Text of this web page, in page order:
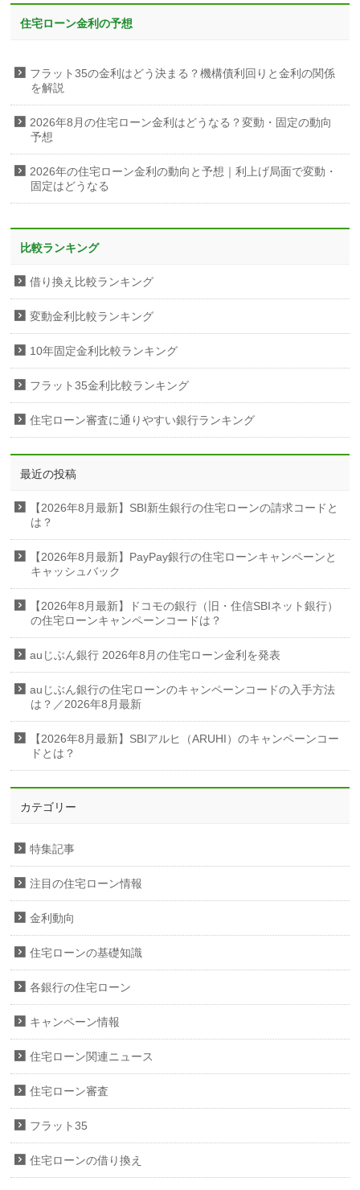
住宅ローン金利の予想
フラット35の金利はどう決まる？機構債利回りと金利の関係
を解説
2026年8月の住宅ローン金利はどうなる？変動・固定の動向
予想
2026年の住宅ローン金利の動向と予想｜利上げ局面で変動・
固定はどうなる
比較ランキング
借り換え比較ランキング
変動金利比較ランキング
10年固定金利比較ランキング
フラット35金利比較ランキング
住宅ローン審査に通りやすい銀行ランキング
最近の投稿
【2026年8月最新】SBI新生銀行の住宅ローンの請求コードと
は？
【2026年8月最新】PayPay銀行の住宅ローンキャンペーンと
キャッシュバック
【2026年8月最新】ドコモの銀行（旧・住信SBIネット銀行）
の住宅ローンキャンペーンコードは？
auじぶん銀行 2026年8月の住宅ローン金利を発表
auじぶん銀行の住宅ローンのキャンペーンコードの入手方法
は？／2026年8月最新
【2026年8月最新】SBIアルヒ（ARUHI）のキャンペーンコー
ドとは？
カテゴリー
特集記事
注目の住宅ローン情報
金利動向
住宅ローンの基礎知識
各銀行の住宅ローン
キャンペーン情報
住宅ローン関連ニュース
住宅ローン審査
フラット35
住宅ローンの借り換え